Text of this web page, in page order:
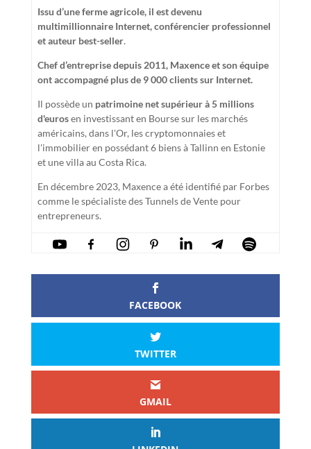
Issu d’une ferme agricole, il est devenu
multimillionnaire Internet, conférencier professionnel
et auteur best-seller.
Chef d’entreprise depuis 2011, Maxence et son équipe
ont accompagné plus de 9 000 clients sur Internet.
Il possède un patrimoine net supérieur à 5 millions
d'eurosen investissant en Bourse sur les marchés
américains, dans l'Or, les cryptomonnaies et
l'immobilier en possédant 6 biens à Tallinn en Estonie
et une villa au Costa Rica.
En décembre 2023, Maxence a été identifié par Forbes
comme le spécialiste des Tunnels de Vente pour
entrepreneurs.
FACEBOOK
TWITTER
GMAIL